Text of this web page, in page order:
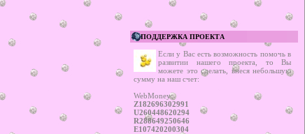
ПОДДЕРЖКА ПРОЕКТА
Если у Вас есть возможность помочь в
развитии нашего проекта, то Вы
можете это сделать, внеся небольшую
сумму на наш счет:
WebMoney:
Z182696302991
U260448620294
R288649250646
E107420200304